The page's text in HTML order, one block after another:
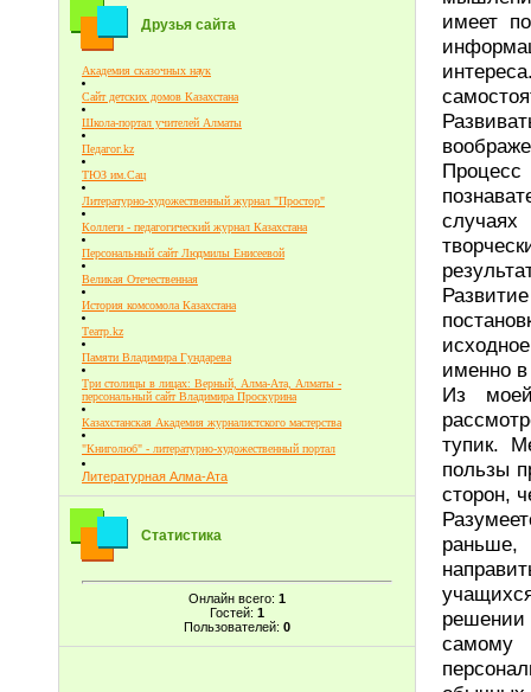
Друзья сайта
Академия сказочных наук
Сайт детских домов Казахстана
Школа-портал учителей Алматы
Педагог.kz
ТЮЗ им.Сац
Литературно-художественный журнал "Простор"
Коллеги - педагогический журнал Казахстана
Персональный сайт Людмилы Енисеевой
Великая Отечественная
История комсомола Казахстана
Театр.kz
Памяти Владимира Гундарева
Три столицы в лицах: Верный, Алма-Ата, Алматы -
персональный сайт Владимира Проскурина
Казахстанская Академия журналистского мастерства
"Книголюб" - литературно-художественный портал
Литературная Алма-Ата
Статистика
Онлайн всего: 1
Гостей: 1
Пользователей: 0
имеет
именно
Из
тупик.
пользы
сторон,
самому